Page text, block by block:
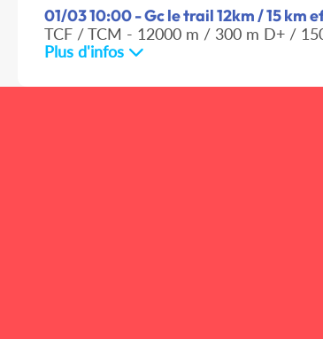
01/03 10:00 - Gc le trail 12km / 15 km
TCF / TCM - 12000 m / 300 m D+ /
Plus d'infos